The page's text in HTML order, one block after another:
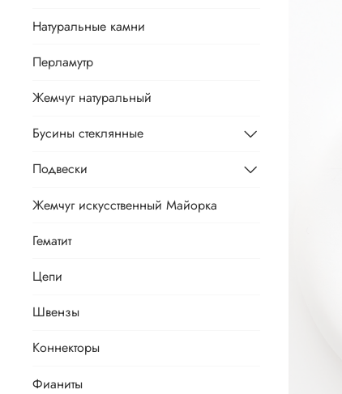
Натуральные камни
Перламутр
Жемчуг натуральный
Бусины стеклянные
Подвески
Жемчуг искусственный Майорка
Гематит
Цепи
Швензы
Коннекторы
Фианиты